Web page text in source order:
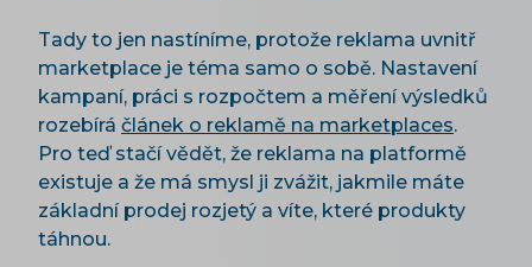
Tady to jen nastíníme, protože reklama uvnitř
marketplace je téma samo o sobě. Nastavení
kampaní, práci s rozpočtem a měření výsledků
rozebírá článek o reklamě na marketplaces.
Pro teď stačí vědět, že reklama na platformě
existuje a že má smysl ji zvážit, jakmile máte
základní prodej rozjetý a víte, které produkty
táhnou.